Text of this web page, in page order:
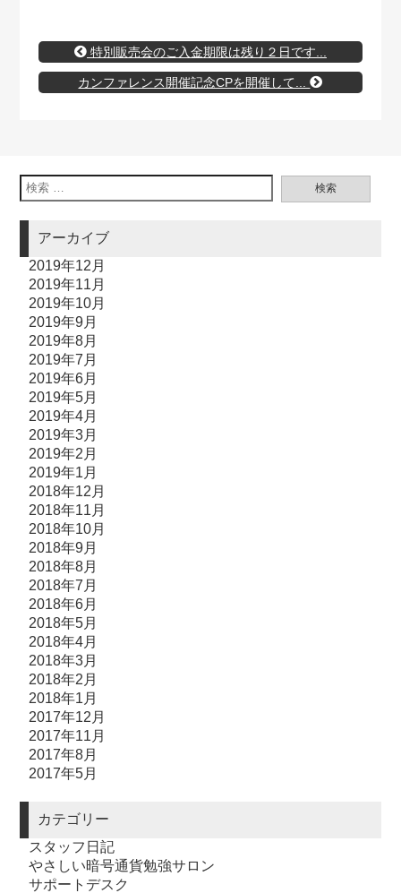
特別販売会のご入金期限は残り２日です...
カンファレンス開催記念CPを開催して...
検索
アーカイブ
2019年12月
2019年11月
2019年10月
2019年9月
2019年8月
2019年7月
2019年6月
2019年5月
2019年4月
2019年3月
2019年2月
2019年1月
2018年12月
2018年11月
2018年10月
2018年9月
2018年8月
2018年7月
2018年6月
2018年5月
2018年4月
2018年3月
2018年2月
2018年1月
2017年12月
2017年11月
2017年8月
2017年5月
カテゴリー
スタッフ日記
やさしい暗号通貨勉強サロン
サポートデスク